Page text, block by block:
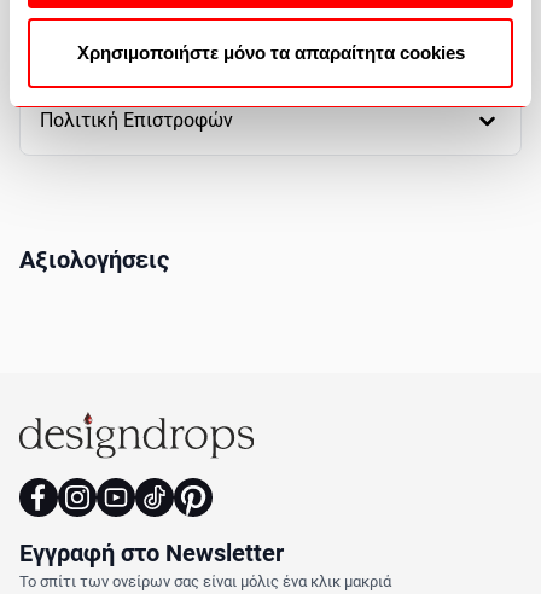
Χρησιμοποιήστε μόνο τα απαραίτητα cookies
Πολιτική Επιστροφών
Αξιολογήσεις
Εγγραφή στο Newsletter
Το σπίτι των ονείρων σας είναι μόλις ένα κλικ μακριά